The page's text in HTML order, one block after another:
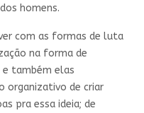
homens.
com as formas de luta
na forma de
e também elas
organizativo de criar
pra essa ideia; de